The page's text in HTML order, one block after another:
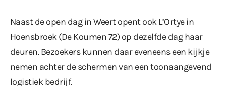
Naast de open dag in Weert opent ook L’Ortye in
Hoensbroek (De Koumen 72) op dezelfde dag haar
deuren. Bezoekers kunnen daar eveneens een kijkje
nemen achter de schermen van een toonaangevend
logistiek bedrijf.